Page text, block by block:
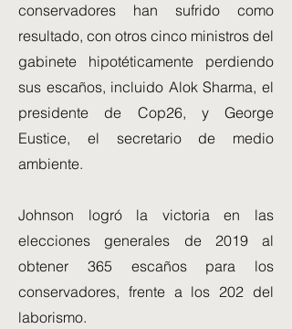
conservadores han sufrido como
resultado, con otros cinco ministros del
gabinete hipotéticamente perdiendo
sus escaños, incluido Alok Sharma, el
presidente de Cop26, y George
Eustice, el secretario de medio
ambiente.
Johnson logró la victoria en las
elecciones generales de 2019 al
obtener 365 escaños para los
conservadores, frente a los 202 del
laborismo.